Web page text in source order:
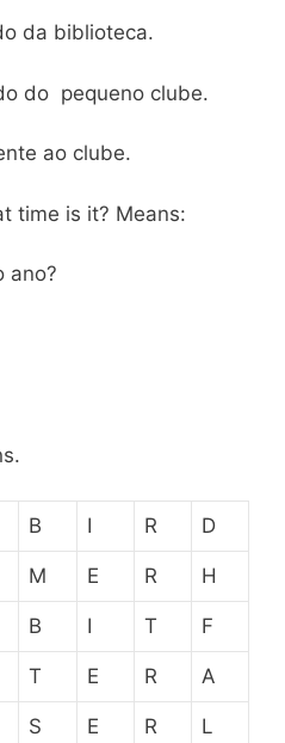
da biblioteca.
do pequeno clube.
ao clube.
time is it? Means:
ano?
B I R D
M E R H
B I T F
T E R A
S E R L